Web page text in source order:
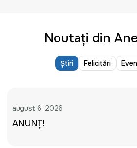
Noutați din
Știri Felicitări
august 6, 2026
ANUNȚ!